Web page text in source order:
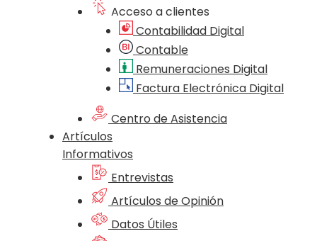
Acceso a clientes
Contabilidad Digital
Contable
Remuneraciones Digital
Factura Electrónica Digital
Centro de Asistencia
Artículos
Informativos
Entrevistas
Artículos de Opinión
Datos Útiles